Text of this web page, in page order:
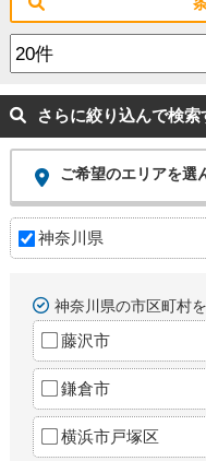
さらに絞り込んで検索
ご希望のエリアを選
神奈川県
神奈川県の市区町村
藤沢市
鎌倉市
横浜市戸塚区